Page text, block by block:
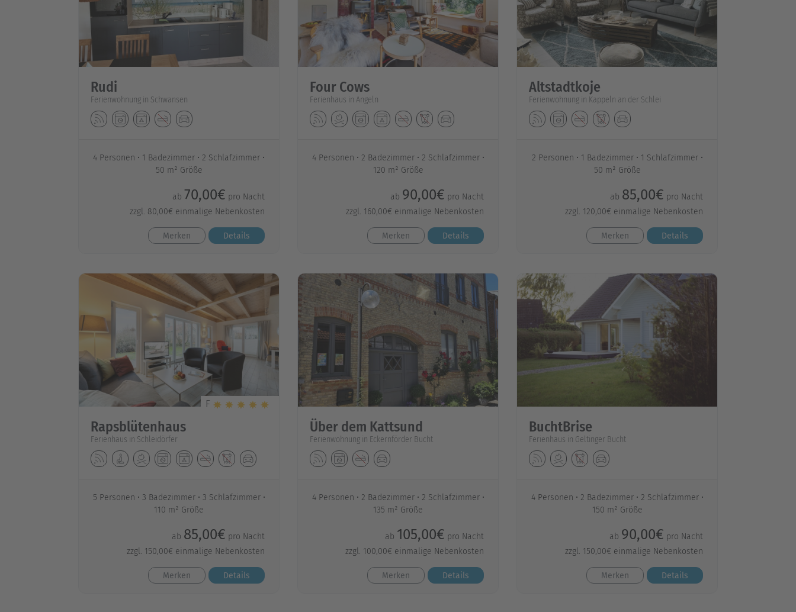
Rudi
Ferienwohnung in Schwansen
4 Personen 1 Badezimmer
2 Schlafzimmer
50 m² Größe
ab 70,00€ pro Nacht
zzgl. 80,00€ einmalige Nebenkosten
Merken Details
Four Cows
Ferienhaus in Angeln
4 Personen 2 Badezimmer
2 Schlafzimmer
120 m² Größe
ab 90,00€ pro Nacht
zzgl. 160,00€ einmalige Nebenkosten
Merken Details
Altstadtkoje
Ferienwohnung in Kappeln an der Schlei
2 Personen 1 Badezimmer
1 Schlafzimmer
50 m² Größe
ab 85,00€ pro Nacht
zzgl. 120,00€ einmalige Nebenkosten
Merken Details
F
Rapsblütenhaus
Ferienhaus in Schleidörfer
5 Personen 3 Badezimmer
3 Schlafzimmer
110 m² Größe
ab 85,00€ pro Nacht
zzgl. 150,00€ einmalige Nebenkosten
Merken Details
Über dem Kattsund
Ferienwohnung in Eckernförder Bucht
4 Personen 2 Badezimmer
2 Schlafzimmer
135 m² Größe
ab 105,00€ pro Nacht
zzgl. 100,00€ einmalige Nebenkosten
Merken Details
BuchtBrise
Ferienhaus in Geltinger Bucht
4 Personen 2 Badezimmer
2 Schlafzimmer
150 m² Größe
ab 90,00€ pro Nacht
zzgl. 150,00€ einmalige Nebenkosten
Merken Details